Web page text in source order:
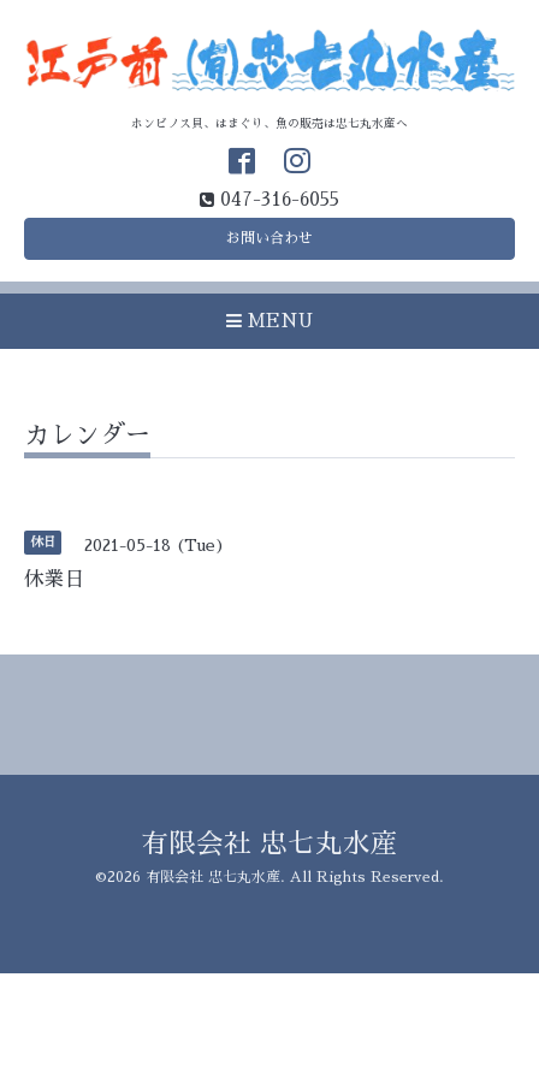
ホンビノス貝、はまぐり、魚の販売は忠七丸水産へ
047-316-6055
お問い合わせ
MENU
カレンダー
休日 2021-05-18 (Tue)
休業日
有限会社 忠七丸水産
©2026 有限会社 忠七丸水産. All Rights Reserved.